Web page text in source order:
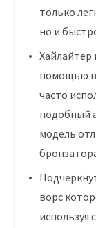
только
но и
Хайлайтер
помощью
часто
подобный
модель
ворс
используя